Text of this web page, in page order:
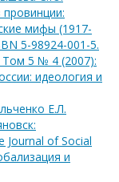
провинции:
мифы (1917-
5-98924-001-5.
Том 5 № 4 (2007):
идеология и
Е.Л.
Journal of Social
и